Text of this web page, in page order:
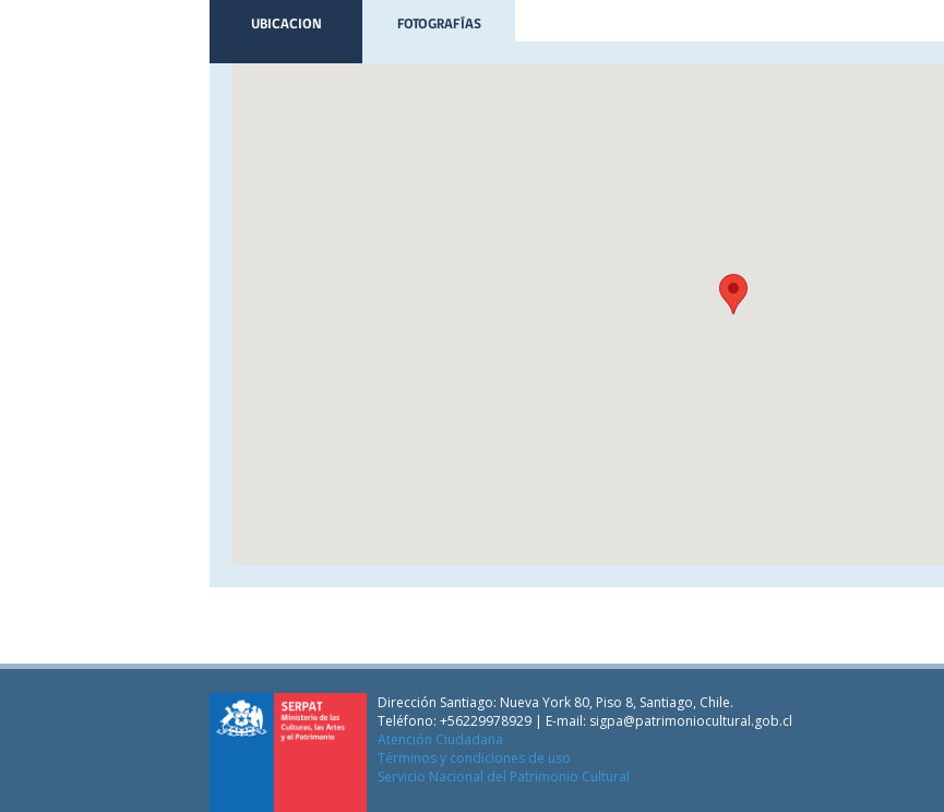
UBICACION FOTOGRAFÍAS
Dirección Santiago: Nueva York 80, Piso 8, Santiago, Chile.
Teléfono: +56229978929 | E-mail: sigpa@patrimoniocultural.gob.cl
Atención Ciudadana
Términos y condiciones de uso
Servicio Nacional del Patrimonio Cultural